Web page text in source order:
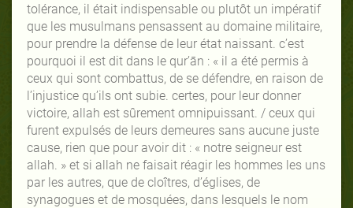
tolérance, il était indispensable ou plutôt un impératif
que les musulmans pensassent au domaine militaire,
pour prendre la défense de leur état naissant. c’est
pourquoi il est dit dans le qur’ān : « il a été permis à
ceux qui sont combattus, de se défendre, en raison de
l’injustice qu’ils ont subie. certes, pour leur donner
victoire, allah est sûrement omnipuissant. / ceux qui
furent expulsés de leurs demeures sans aucune juste
cause, rien que pour avoir dit : « notre seigneur est
allah. » et si allah ne faisait réagir les hommes les uns
par les autres, que de cloîtres, d’églises, de
synagogues et de mosquées, dans lesquels le nom